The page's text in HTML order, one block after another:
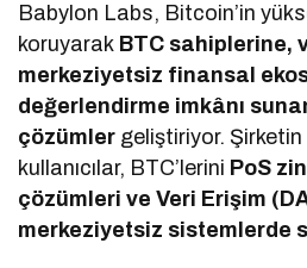
Babylon Labs, Bitcoin’in
koruyarak BTC sahiplerine,
merkeziyetsiz finansal
değerlendirme imkânı
çözümler geliştiriyor.
kullanıcılar, BTC’lerini PoS
çözümleri ve Veri Erişim
merkeziyetsiz sistemlerde